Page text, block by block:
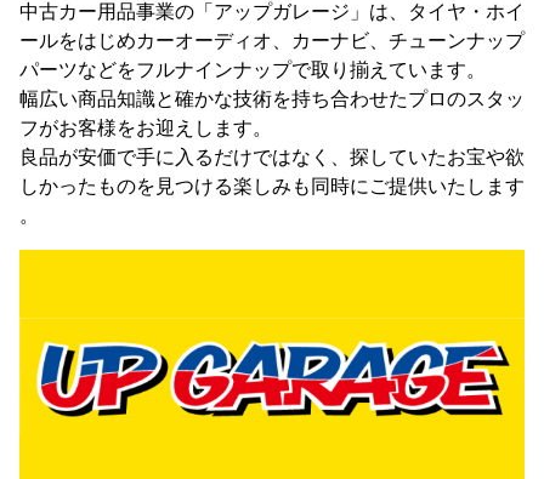
中古カー用品事業の「アップガレージ」は、タイヤ・ホイ
ールをはじめカーオーディオ、カーナビ、チューンナップ
パーツなどをフルナインナップで取り揃えています。
幅広い商品知識と確かな技術を持ち合わせたプロのスタッ
フがお客様をお迎えします。
良品が安価で手に入るだけではなく、探していたお宝や欲
しかったものを見つける楽しみも同時にご提供いたします
。